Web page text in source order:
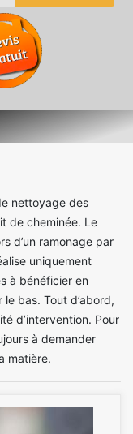
nettoyage des
de cheminée. Le
d’un ramonage par
uniquement
à bénéficier en
bas. Tout d’abord,
d’intervention. Pour
à demander
matière.